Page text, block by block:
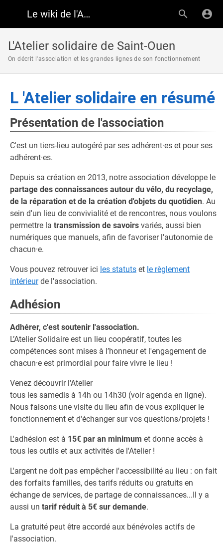
Le wiki de l'Atelier Solidaire
L'Atelier solidaire de Saint-Ouen
On décrit l'association et les grandes lignes de son fonctionnement
L 'Atelier solidaire en résumé
Présentation de l'association
C'est un tiers-lieu autogéré par ses adhérent·es et pour ses
adhérent·es.
Depuis sa création en 2013, notre association développe le
partage des connaissances autour du vélo, du recyclage,
de la réparation et de la création d'objets du quotidien. Au
sein d'un lieu de convivialité et de rencontres, nous voulons
permettre la transmission de savoirs variés, aussi bien
numériques que manuels, afin de favoriser l’autonomie de
chacun·e.
Vous pouvez retrouver ici les statuts et le règlement
intérieurde l'association.
Adhésion
Adhérer, c'est soutenir l'association.
L’Atelier Solidaire est un lieu coopératif, toutes les
compétences sont mises à l’honneur et l'engagement de
chacun·e est primordial pour faire vivre le lieu !
Venez découvrir l'Atelier
tous les samedis à 14h ou 14h30 (voir agenda en ligne).
Nous faisons une visite du lieu afin de vous expliquer le
fonctionnement et d'échanger sur vos questions/projets !
L'adhésion est à 15€ par an minimum et donne accès à
tous les outils et aux activités de l'Atelier !
L'argent ne doit pas empêcher l'accessibilité au lieu : on fait
des forfaits familles, des tarifs réduits ou gratuits en
échange de services, de partage de connaissances...Il y a
aussi un tarif réduit à 5€ sur demande.
La gratuité peut être accordé aux bénévoles actifs de
l'association.